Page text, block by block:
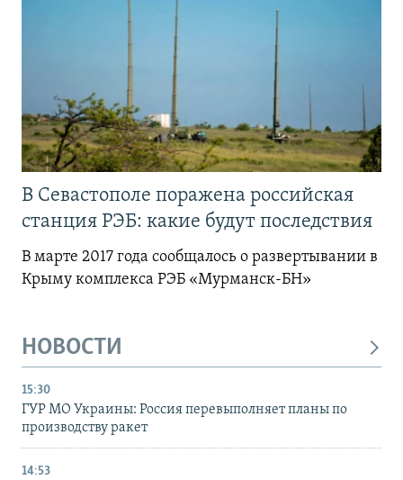
В Севастополе поражена российская
станция РЭБ: какие будут последствия
В марте 2017 года сообщалось о развертывании в
Крыму комплекса РЭБ «Мурманск-БН»
НОВОСТИ
15:30
ГУР МО Украины: Россия перевыполняет планы по
производству ракет
14:53